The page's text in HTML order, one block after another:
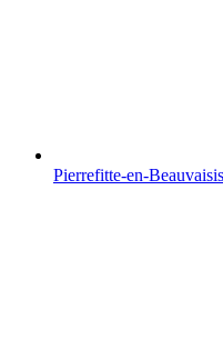
Pierrefitte-en-Beauvaisis